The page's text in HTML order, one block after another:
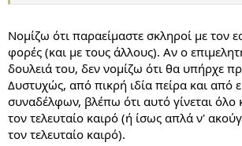
Νομίζω ότι παραείμαστε σκληροί με τον
φορές (και με τους άλλους). Αν ο
δουλειά του, δεν νομίζω ότι θα υπήρχε
Δυστυχώς, από πικρή ιδία πείρα και από
συναδέλφων, βλέπω ότι αυτό γίνεται όλο
τον τελευταίο καιρό (ή ίσως απλά ν'
τον τελευταίο καιρό).